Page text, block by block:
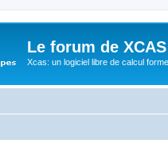
Le forum de XCAS
Xcas: un logiciel libre de calcul